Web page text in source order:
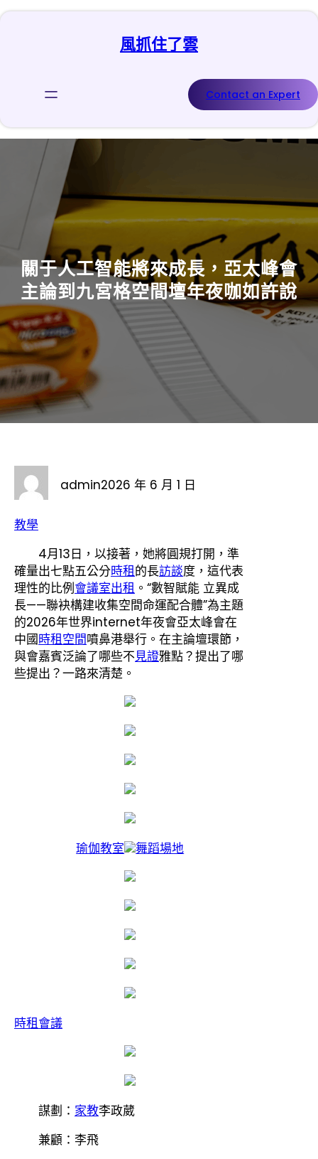
跳
風抓住了雲
Contact an Expert
關于人工智能將來成長，亞太峰會
主論到九宮格空間壇年夜咖如許說
admin2026 年 6 月 1 日
教學
4月13日，以接著，她將圓規打開，準
確量出七點五公分時租的長訪談度，這代表
理性的比例會議室出租 。“數智賦能 立異成
長——聯袂構建收集空間命運配合體”為主題
的2026年世界internet年夜會亞太峰會在
中國時租空間噴鼻港舉行。在主論壇環節，
與會嘉賓泛論了哪些不見證雅點？提出了哪
些提出？一路來清楚。
瑜伽教室 舞蹈場地
時租會議
謀劃： 家教李政葳
兼顧：李飛